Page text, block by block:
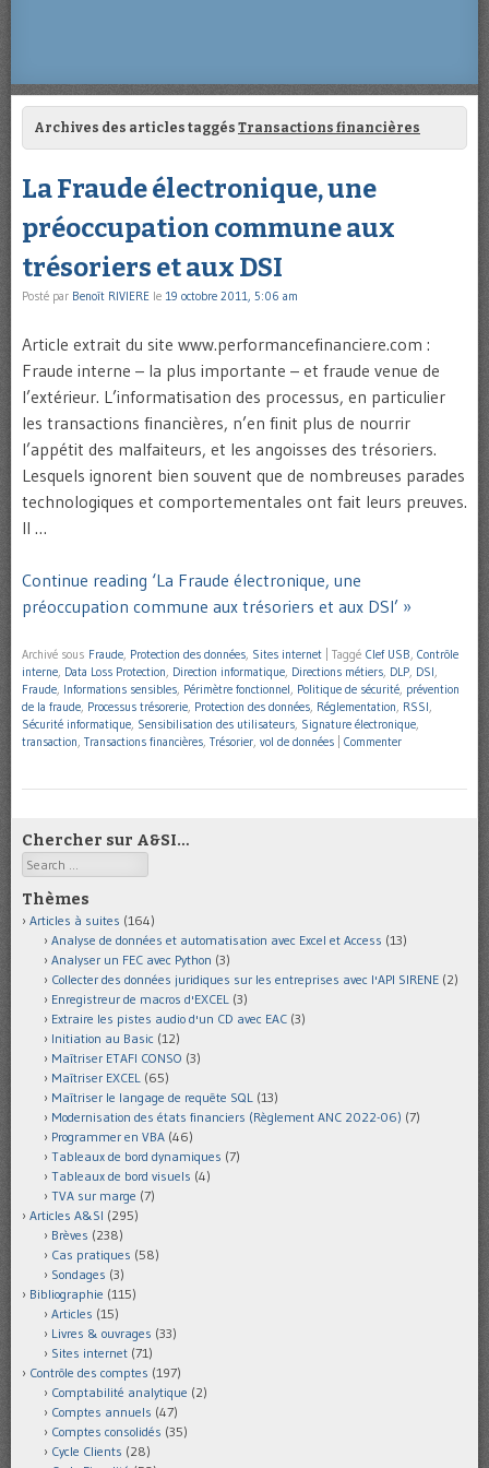
Archives des articles taggés Transactions financières
La Fraude électronique, une
préoccupation commune aux
trésoriers et aux DSI
Posté par Benoît RIVIERE le 19 octobre 2011, 5:06 am
Article extrait du site www.performancefinanciere.com :
Fraude interne – la plus importante – et fraude venue de
l’extérieur. L’informatisation des processus, en particulier
les transactions financières, n’en finit plus de nourrir
l’appétit des malfaiteurs, et les angoisses des trésoriers.
Lesquels ignorent bien souvent que de nombreuses parades
technologiques et comportementales ont fait leurs preuves.
Il …
Continue reading ‘La Fraude électronique, une
préoccupation commune aux trésoriers et aux DSI’ »
Archivé sous Fraude, Protection des données, Sites internet Taggé Clef USB, Contrôle
interne, Data Loss Protection, Direction informatique, Directions métiers, DLP, DSI,
Fraude, Informations sensibles, Périmètre fonctionnel, Politique de sécurité, prévention
de la fraude, Processus trésorerie, Protection des données, Réglementation, RSSI,
Sécurité informatique, Sensibilisation des utilisateurs, Signature électronique,
transaction, Transactions financières, Trésorier, vol de données Commenter
Chercher sur A&SI…
Search
Thèmes
Articles à suites (164)
Analyse de données et automatisation avec Excel et Access (13)
Analyser un FEC avec Python (3)
Collecter des données juridiques sur les entreprises avec l'API SIRENE (2)
Enregistreur de macros d'EXCEL (3)
Extraire les pistes audio d'un CD avec EAC (3)
Initiation au Basic (12)
Maîtriser ETAFI CONSO (3)
Maîtriser EXCEL (65)
Maîtriser le langage de requête SQL (13)
Modernisation des états financiers (Règlement ANC 2022-06) (7)
Programmer en VBA (46)
Tableaux de bord dynamiques (7)
Tableaux de bord visuels (4)
TVA sur marge (7)
Articles A&SI (295)
Brèves (238)
Cas pratiques (58)
Sondages (3)
Bibliographie (115)
Articles (15)
Livres & ouvrages (33)
Sites internet (71)
Contrôle des comptes (197)
Comptabilité analytique (2)
Comptes annuels (47)
Comptes consolidés (35)
Cycle Clients (28)